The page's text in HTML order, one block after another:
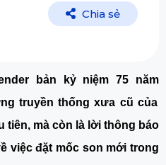
Chia sẻ
bản kỷ niệm 75 năm
truyền thống xưa cũ của
tiên, mà còn là lời thông báo
việc đặt mốc son mới trong